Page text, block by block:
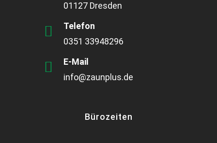
01127 Dresden
Telefon
0351 33948296
E-Mail
info@zaunplus.de
Bürozeiten